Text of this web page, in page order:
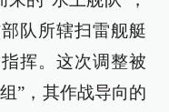
队所辖扫雷舰艇
挥。这次调整被
”，其作战导向的